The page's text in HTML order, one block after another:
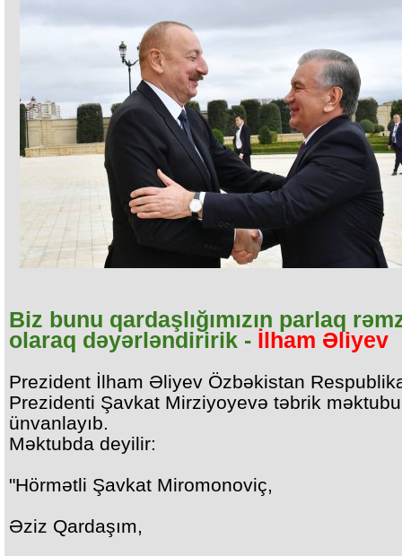
Biz bunu qardaşlığımızın parlaq
olaraq dəyərləndiririk - İlham Əliyev
Prezident İlham Əliyev Özbəkistan
Prezidenti Şavkat Mirziyoyevə təbrik məktubu
ünvanlayıb.
Məktubda deyilir:
"Hörmətli Şavkat Miromonoviç,
Əziz Qardaşım,